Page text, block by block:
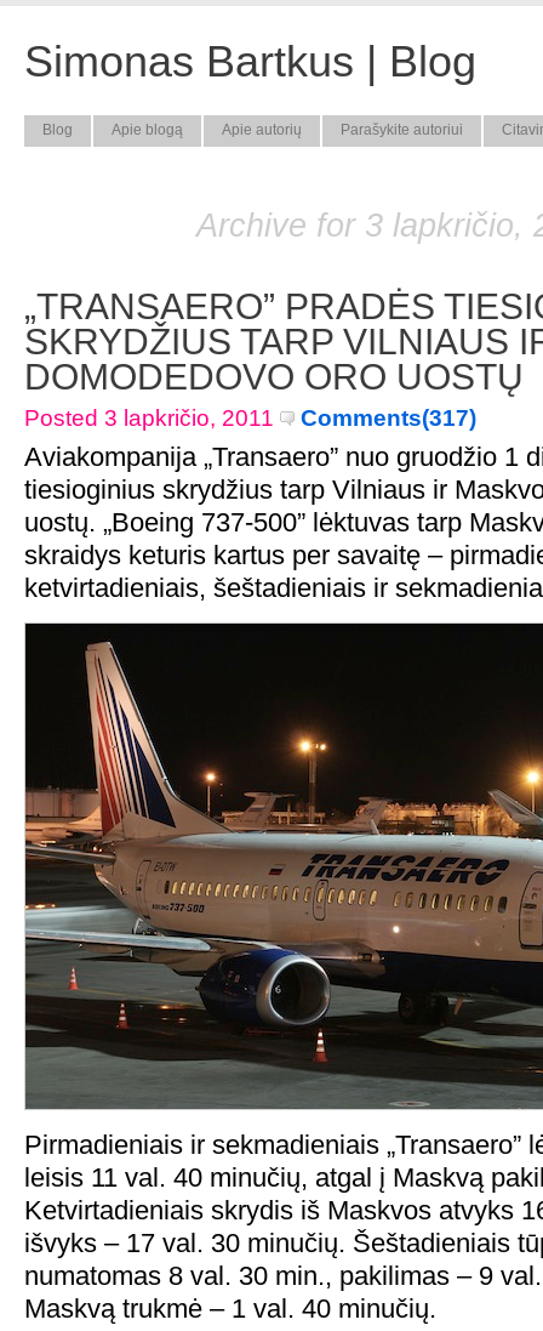
Simonas Bartkus | Blog
Blog Apie blogą Apie autorių Parašykite autoriui
Archive for 3 lapkričio,
„TRANSAERO” PRADĖS
SKRYDŽIUS TARP VILNIAUS
DOMODEDOVO ORO UOSTŲ
Posted 3 lapkričio, 2011 Comments(317)
Aviakompanija „Transaero” nuo gruodžio 1
tiesioginius skrydžius tarp Vilniaus ir
uostų. „Boeing 737-500” lėktuvas tarp
skraidys keturis kartus per savaitę –
ketvirtadieniais, šeštadieniais ir
Pirmadieniais ir sekmadieniais „Transaero”
leisis 11 val. 40 minučių, atgal į Maskvą
Ketvirtadieniais skrydis iš Maskvos atvyks
išvyks – 17 val. 30 minučių. Šeštadieniais
numatomas 8 val. 30 min., pakilimas – 9
Maskvą trukmė – 1 val. 40 minučių.